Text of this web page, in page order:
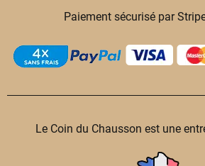
Paiement sécurisé par
Le Coin du Chausson est une